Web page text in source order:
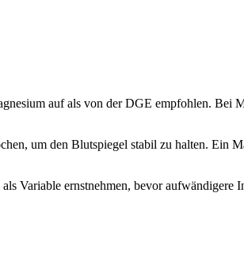
auf als von der DGE empfohlen. Bei
um den Blutspiegel stabil zu halten. Ein
Variable ernstnehmen, bevor aufwändigere